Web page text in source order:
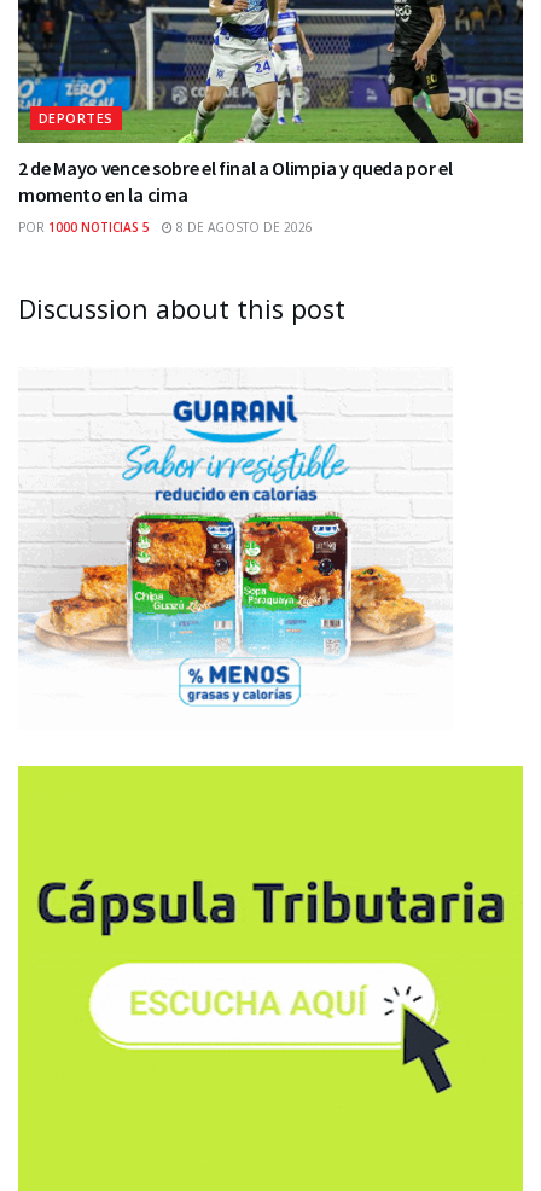
DEPORTES
2 de Mayo vence sobre el final a Olimpia y queda por el
momento en la cima
POR 1000 NOTICIAS 5 8 DE AGOSTO DE 2026
Discussion about this post